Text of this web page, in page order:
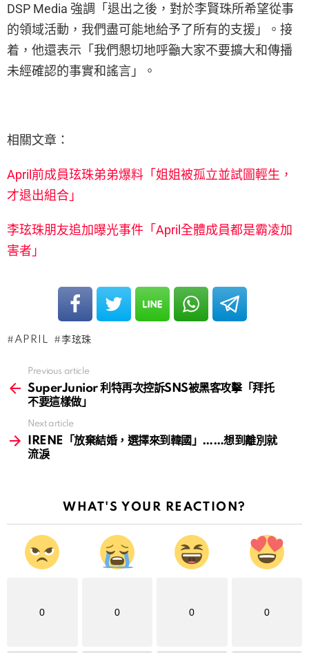
DSP Media 強調「退出之後，對於李賢珠所希望從事
的領域活動，我們盡可能地給予了所有的支援」。接
着，他還表示「我們懇切地呼籲大家不要擴大和傳播
未經確認的事實和謠言」。
相關文章：
April前成員玹珠弟弟爆料「姐姐被孤立並試圖輕生，
才退出組合」
李玹珠朋友追加曝光事件「April全體成員都是霸凌加
害者」
APRIL 李玹珠
more
Previous article
SuperJunior 利特再次控訴SNS被黑客攻擊「拜托
不要這樣做」
Next article
IRENE「放棄結婚，選擇來到韓國」……想到離別就
流淚
WHAT'S YOUR REACTION?
0 0 0 0